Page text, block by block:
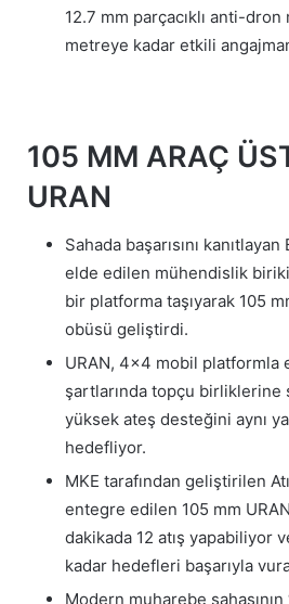
12.7 mm parçacıklı anti-
metreye kadar etkili
105 MM ARAÇ
URAN
Sahada başarısını
elde edilen mühendislik
bir platforma taşıyarak 105
obüsü geliştirdi.
URAN, 4×4 mobil platformla
şartlarında topçu birliklerine
yüksek ateş desteğini aynı
hedefliyor.
MKE tarafından geliştirilen
entegre edilen 105 mm
dakikada 12 atış yapabiliyor
kadar hedefleri başarıyla
Modern muharebe